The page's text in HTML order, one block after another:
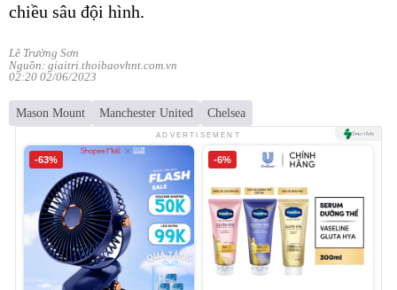
chiều sâu đội hình.
Lê Trường Sơn
Nguồn: giaitri.thoibaovhnt.com.vn
02:20 02/06/2023
Mason Mount Manchester United Chelsea
ADVERTISEMENT
-63% -6%